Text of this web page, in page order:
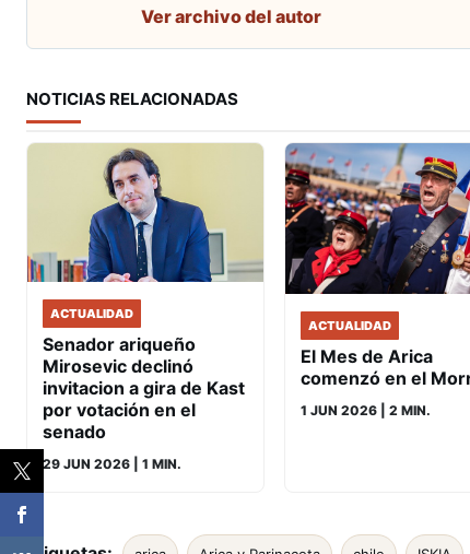
Ver archivo del autor
NOTICIAS RELACIONADAS
ACTUALIDAD
Senador ariqueño
Mirosevic declinó
invitacion a gira de Kast
por votación en el
senado
29 JUN 2026 | 1 MIN.
ACTUALIDAD
El Mes de Arica
comenzó en el
1 JUN 2026 | 2 MIN.